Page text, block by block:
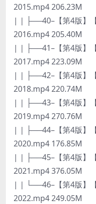
2015.mp4 206.23M
| | ├──40–【第4版】
2016.mp4 205.40M
| | ├──41–【第4版】
2017.mp4 223.09M
| | ├──42–【第4版】
2018.mp4 220.74M
| | ├──43–【第4版】
2019.mp4 270.76M
| | ├──44–【第4版】
2020.mp4 176.85M
| | ├──45–【第4版】
2021.mp4 376.05M
| | └──46–【第4版】
2022.mp4 249.05M